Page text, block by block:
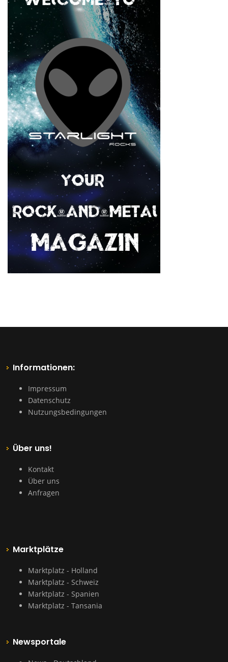
Informationen:
Impressum
Datenschutz
Nutzungsbedingungen
Über uns!
Kontakt
Über uns
Anfragen
Marktplätze
Marktplatz - Holland
Marktplatz - Schweiz
Marktplatz - Spanien
Marktplatz - Tansania
Newsportale